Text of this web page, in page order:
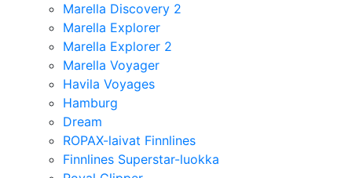
Marella Discovery 2
Marella Explorer
Marella Explorer 2
Marella Voyager
Havila Voyages
Hamburg
Dream
ROPAX-laivat Finnlines
Finnlines Superstar-luokka